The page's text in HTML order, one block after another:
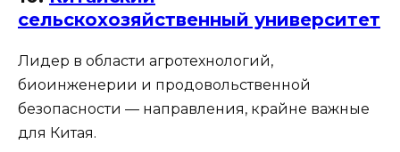
сельскохозяйственный университет
Лидер в области агротехнологий,
биоинженерии и продовольственной
безопасности — направления, крайне важные
для Китая.